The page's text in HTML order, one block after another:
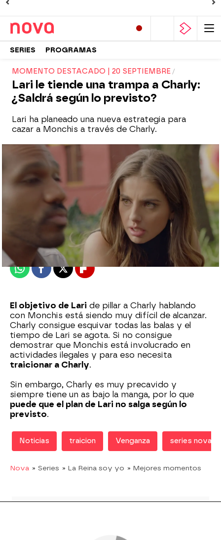
SERIES PROGRAMAS
MOMENTO DESTACADO | 20 SEPTIEMBRE
Lari le tiende una trampa a Charly:
¿Saldrá según lo previsto?
Lari ha planeado una nueva estrategia para
cazar a Monchis a través de Charly.
Madrid
Publicado: 20 de septiembre de 2021, 19:04
WhatsappFacebook
X Flipboard
El objetivo de Lari de pillar a Charly hablando
con Monchis está siendo muy difícil de alcanzar.
Charly consigue esquivar todas las balas y el
tiempo de Lari se agota. Si no consigue
demostrar que Monchis está involucrado en
actividades ilegales y para eso necesita
traicionar a Charly.
Sin embargo, Charly es muy precavido y
siempre tiene un as bajo la manga, por lo que
puede que el plan de Lari no salga según lo
previsto.
Noticias traicion Venganza series nova
Nova » Series » La Reina soy yo » Mejores momentos